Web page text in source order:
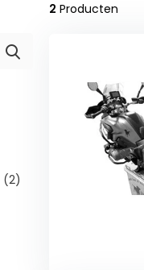
(2)
2 Producten